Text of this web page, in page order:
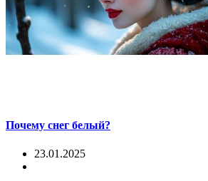
Почему снег белый?
23.01.2025